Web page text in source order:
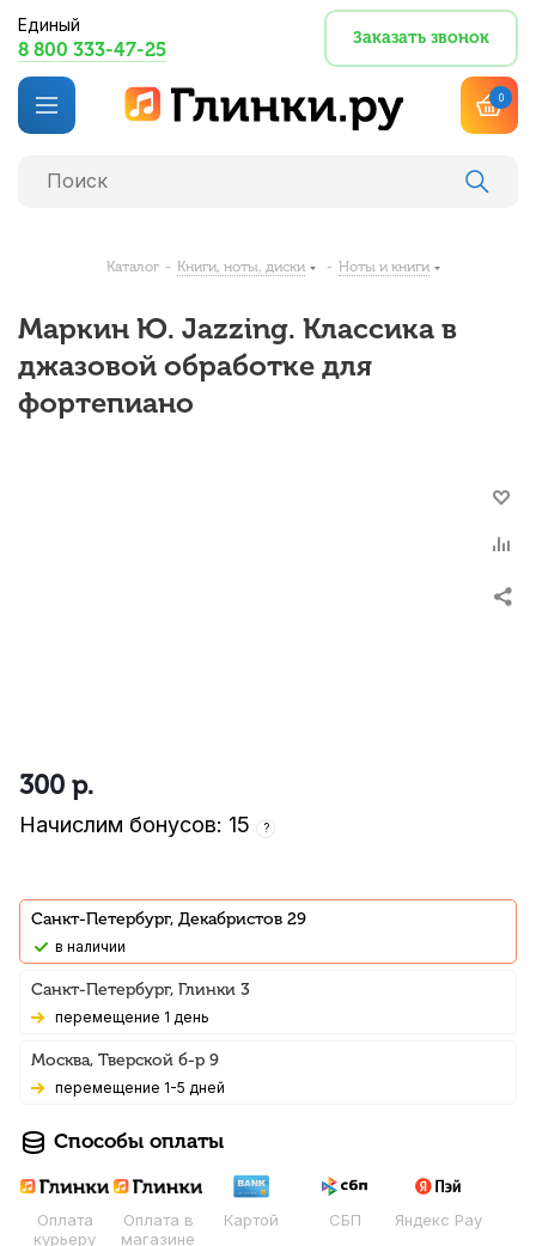
Единый
8 800 333-47-25
Заказать звонок
0
Каталог - Книги, ноты, диски - Ноты и книги
Маркин Ю. Jazzing. Классика в
джазовой обработке для
фортепиано
300 р.
Начислим бонусов: 15 ?
Санкт-Петербург, Декабристов 29
В наличии
Санкт-Петербург, Глинки 3
Перемещение 1 день
Москва, Тверской б-р 9
Перемещение 1-5 дней
Способы оплаты
Оплата
курьеру
Оплата в
магазине
Картой СБП Яндекс Pay